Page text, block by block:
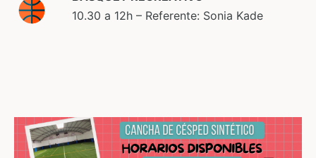
10.30 a 12h – Referente: Sonia Kade